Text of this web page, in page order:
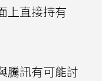
上直接持有
騰訊有可能討